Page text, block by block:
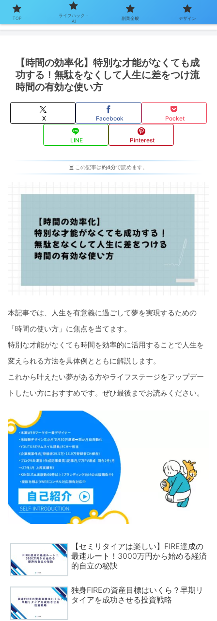
【時間の効率化】特別な才能がなくても成
功する！無駄をなくして人生に差をつけ流
時間の有効な使い方
X Facebook Pocket
LINE Pinterest
この記事は約4分で読めます。
本記事では、人生を有意義に過ごして夢を実現するための
「時間の使い方」に焦点を当てます。
特別な才能がなくても時間を効率的に活用することで人生を
変えられる方法を具体例とともに解説します。
これから叶えたい夢がある方やライフステージをアップデー
トしたい方におすすめです。ぜひ最後までお読みください。
【セミリタイアは楽しい】FIRE達成の
最速ルート！3000万円から始める経済
的自立の秘訣
独身FIREの資産目標はいくら？早期リ
タイアを成功させる投資戦略
TOP
ライフハック・
AI
副業全般 デザイン